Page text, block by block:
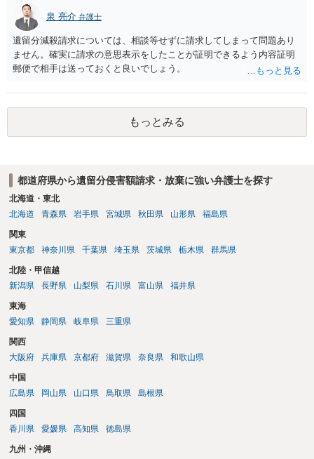
有無にかかわらず行使できなくなります。 奥様がご両親の死亡を最近
まで知らなかったのであれば、少なくとも「知った時から１年」の時
効がいつから進むかは慎重に検討する必要があります。ただし、死亡
から３年が経過しているとのことですので、早急に戸籍、遺言の有
無、不動産登記、遺産分割協議書の有無を確認した方がよいでしょ
う。特に、お姉様側だけで不動産名義を変更している場合、遺言があ
ったのか、遺産分割協議書が作成されているのか、奥様の署名押印が
あるのかが重要です。奥様が何も署名していないのであれば、遺留分
以前に、法定相続分や遺産分割未了の問題として整理すべき場合もあ
ります。 奥様において戸籍謄本、不動産登記簿、固定資産評価証明
泉 亮介 弁護士
遺留分減殺請求については、相談等せずに請求してしまって問題あり
ません。確実に請求の意思表示をしたことが証明できるよう内容証明
郵便で相手は送っておくと良いでしょう。
もっとみる
都道府県から遺留分侵害額請求・放棄に強い弁護士を探す
北海道・東北
北海道
青森県 岩手県 宮城県 秋田県 山形県 福島県
関東
東京都
神奈川県 千葉県 埼玉県 茨城県 栃木県 群馬県
北陸・甲信越
新潟県
長野県 山梨県 石川県 富山県 福井県
東海
愛知県
静岡県 岐阜県 三重県
関西
大阪府
兵庫県 京都府 滋賀県 奈良県 和歌山県
中国
広島県
岡山県 山口県 鳥取県 島根県
四国
香川県
愛媛県 高知県 徳島県
九州・沖縄